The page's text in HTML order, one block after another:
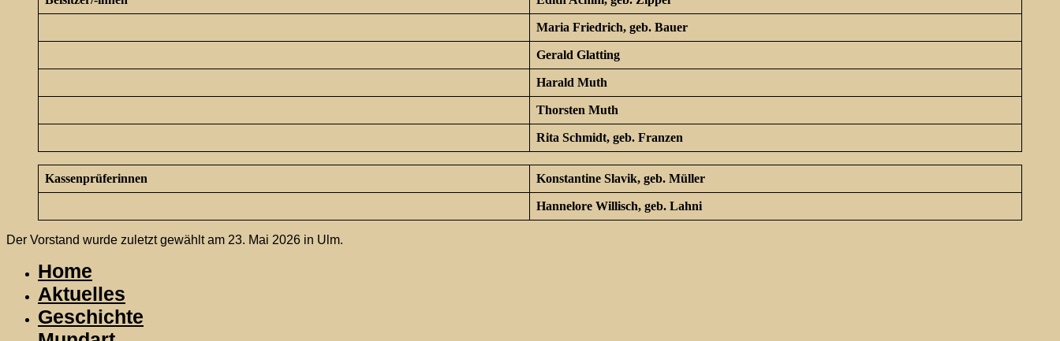
Maria Friedrich, geb. Bauer
Gerald Glatting
Harald Muth
Thorsten Muth
Rita Schmidt, geb. Franzen
Kassenprüferinnen Konstantine Slavik, geb. Müller
Hannelore Willisch, geb. Lahni
Der Vorstand wurde zuletzt gewählt am 23. Mai 2026 in Ulm.
Home
Aktuelles
Geschichte